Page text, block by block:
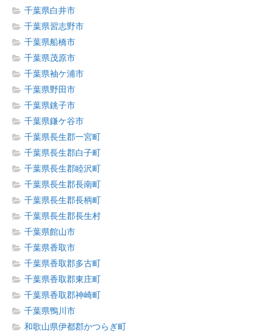
千葉県白井市
千葉県習志野市
千葉県船橋市
千葉県茂原市
千葉県袖ケ浦市
千葉県野田市
千葉県銚子市
千葉県鎌ケ谷市
千葉県長生郡一宮町
千葉県長生郡白子町
千葉県長生郡睦沢町
千葉県長生郡長南町
千葉県長生郡長柄町
千葉県長生郡長生村
千葉県館山市
千葉県香取市
千葉県香取郡多古町
千葉県香取郡東庄町
千葉県香取郡神崎町
千葉県鴨川市
和歌山県伊都郡かつらぎ町